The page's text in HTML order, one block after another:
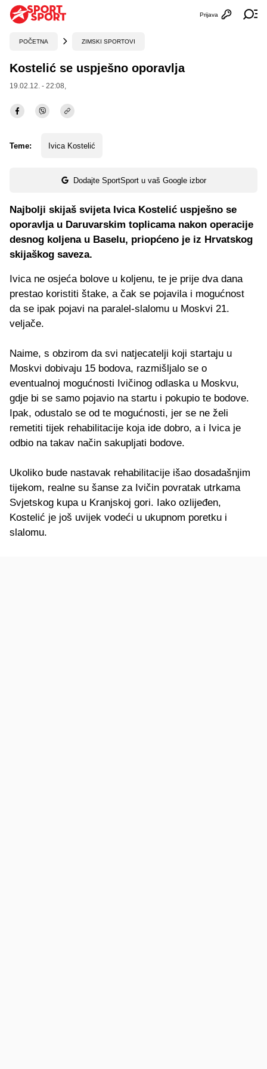
Otvori
Prijava
POČETNA ZIMSKI SPORTOVI
Kostelić se uspješno oporavlja
19.02.12. - 22:08,
Teme: Ivica Kostelić
Dodajte SportSport u vaš Google izbor
Najbolji skijaš svijeta Ivica Kostelić uspješno se
oporavlja u Daruvarskim toplicama nakon operacije
desnog koljena u Baselu, priopćeno je iz Hrvatskog
skijaškog saveza.
Ivica ne osjeća bolove u koljenu, te je prije dva dana
prestao koristiti štake, a čak se pojavila i mogućnost
da se ipak pojavi na paralel-slalomu u Moskvi 21.
veljače.
Naime, s obzirom da svi natjecatelji koji startaju u
Moskvi dobivaju 15 bodova, razmišljalo se o
eventualnoj mogućnosti Ivičinog odlaska u Moskvu,
gdje bi se samo pojavio na startu i pokupio te bodove.
Ipak, odustalo se od te mogućnosti, jer se ne želi
remetiti tijek rehabilitacije koja ide dobro, a i Ivica je
odbio na takav način sakupljati bodove.
Ukoliko bude nastavak rehabilitacije išao dosadašnjim
tijekom, realne su šanse za Ivičin povratak utrkama
Svjetskog kupa u Kranjskoj gori. Iako ozlijeđen,
Kostelić je još uvijek vodeći u ukupnom poretku i
slalomu.